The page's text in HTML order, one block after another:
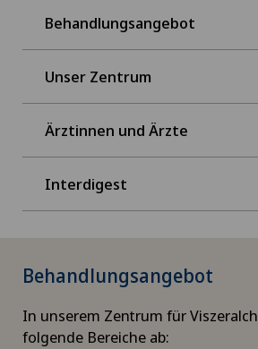
Behandlungsangebot
Unser Zentrum
Ärztinnen und Ärzte
Interdigest
Behandlungsangebot
In unserem Zentrum für
folgende Bereiche ab: